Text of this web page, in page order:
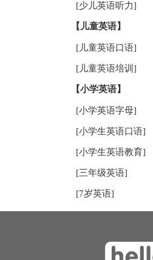
[少儿英语听力]
【儿童英语】
[儿童英语口语]
[儿童英语培训]
【小学英语】
[小学英语字母]
[小学生英语口语]
[小学生英语教育]
[三年级英语]
[7岁英语]